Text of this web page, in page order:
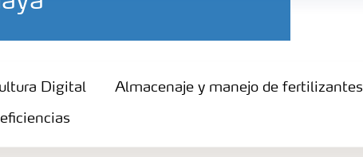
Digital Almacenaje y manejo de fertilizantes